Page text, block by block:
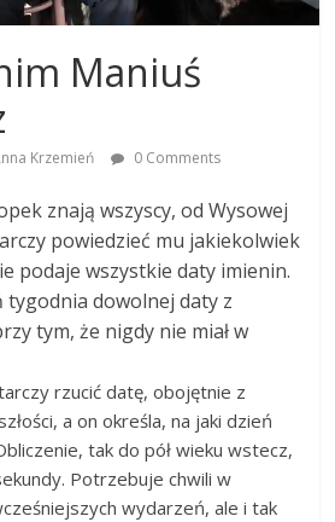
Maniuś
Krzemień 0 Comments
znają wszyscy, od Wysowej
powiedzieć mu jakiekolwiek
podaje wszystkie daty imienin.
tygodnia dowolnej daty z
tym, że nigdy nie miał w
rzucić datę, obojętnie z
a on określa, na jaki dzień
tak do pół wieku wstecz,
Potrzebuje chwili w
wydarzeń, ale i tak